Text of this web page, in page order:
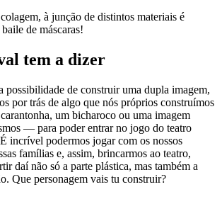
à junção de distintos materiais é
de máscaras!
tem a dizer
possibilidade de construir uma dupla imagem,
por trás de algo que nós próprios construímos
um bicharoco ou uma imagem
— para poder entrar no jogo do teatro
incrível podermos jogar com os nossos
famílias e, assim, brincarmos ao teatro,
daí não só a parte plástica, mas também a
Que personagem vais tu construir?